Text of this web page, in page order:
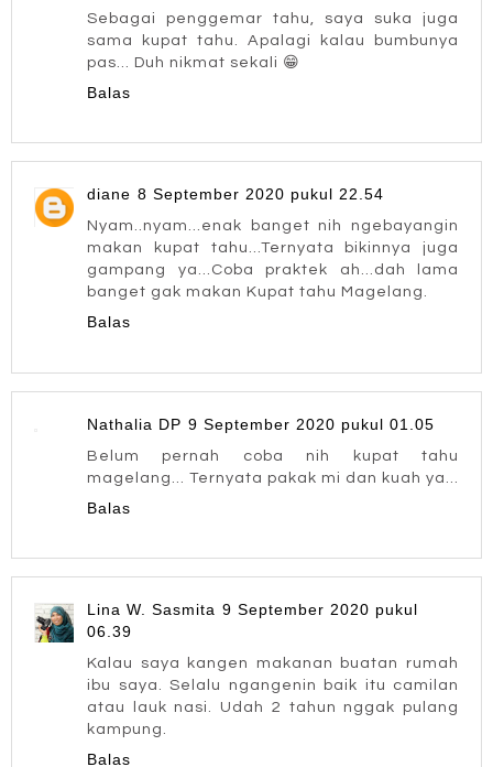
Sebagai penggemar tahu, saya suka juga
sama kupat tahu. Apalagi kalau bumbunya
pas... Duh nikmat sekali 😁
Balas
diane 8 September 2020 pukul 22.54
Nyam..nyam...enak banget nih ngebayangin
makan kupat tahu...Ternyata bikinnya juga
gampang ya...Coba praktek ah...dah lama
banget gak makan Kupat tahu Magelang.
Balas
Nathalia DP 9 September 2020 pukul 01.05
Belum pernah coba nih kupat tahu
magelang... Ternyata pakak mi dan kuah ya...
Balas
Lina W. Sasmita 9 September 2020 pukul
06.39
Kalau saya kangen makanan buatan rumah
ibu saya. Selalu ngangenin baik itu camilan
atau lauk nasi. Udah 2 tahun nggak pulang
kampung.
Balas